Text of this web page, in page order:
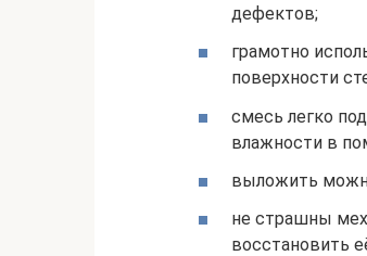
дефектов;
грамотно
поверхности
смесь легко
влажности в
выложить
не страшны
восстановить